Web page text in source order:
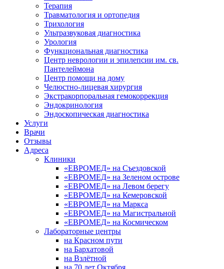
Терапия
Травматология и ортопедия
Трихология
Ультразвуковая диагностика
Урология
Функциональная диагностика
Центр неврологии и эпилепсии им. св.
Пантелеймона
Центр помощи на дому
Челюстно-лицевая хирургия
Экстракорпоральная гемокоррекция
Эндокринология
Эндоскопическая диагностика
Услуги
Врачи
Отзывы
Адреса
Клиники
«ЕВРОМЕД» на Съездовской
«ЕВРОМЕД» на Зеленом острове
«ЕВРОМЕД» на Левом берегу
«ЕВРОМЕД» на Кемеровской
«ЕВРОМЕД» на Маркса
«ЕВРОМЕД» на Магистральной
«ЕВРОМЕД» на Космическом
Лабораторные центры
на Красном пути
на Бархатовой
на Взлётной
на 70 лет Октября